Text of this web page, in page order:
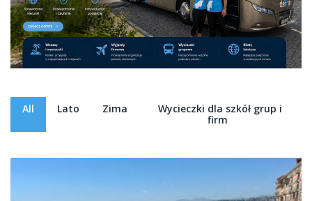
All Lato Zima
Wycieczki dla szkół grup i
firm